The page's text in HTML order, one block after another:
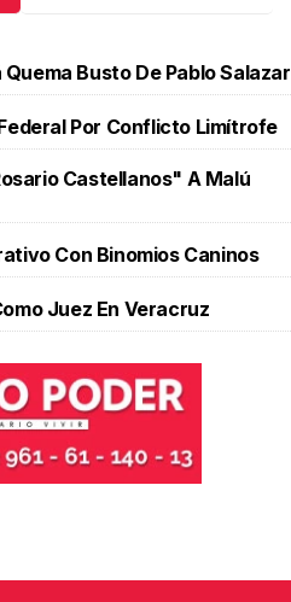
Busto De Pablo Salazar
Por Conflicto Limítrofe
Castellanos" A Malú
Con Binomios Caninos
Juez En Veracruz